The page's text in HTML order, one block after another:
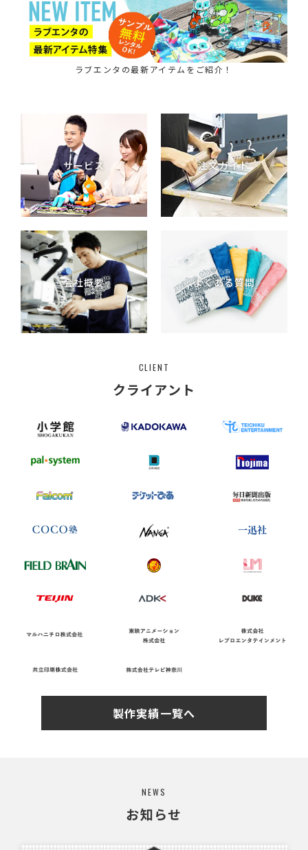
ラブエンタの最新アイテムをご紹介！
サービス 注文ガイド
会社概要 よくある質問
CLIENT
クライアント
製作実績一覧へ
NEWS
お知らせ